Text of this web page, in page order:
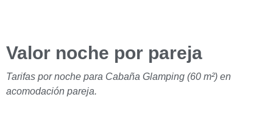
Valor noche por pareja
Tarifas por noche para Cabaña Glamping (60 m²) en
acomodación pareja.